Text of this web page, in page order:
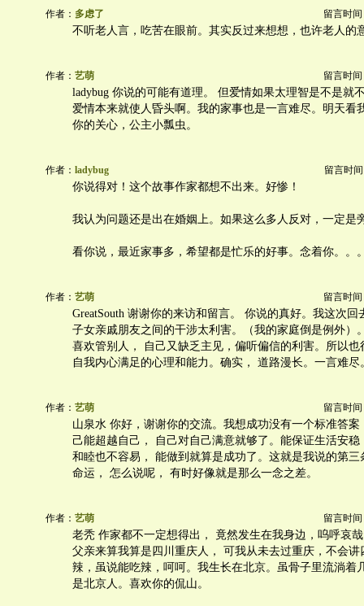
作者： 多虑了 留言时间
不听老人言，吃苦在眼前。其实反过来想想，也许老人的
作者： 艺萌 留言时间
ladybug 你说的可能有道理。 但爱情如果太理智是不是就
爱情本来就使人昏头啊。我的家事也是一言难尽。明天看
你的关心，公主小瓢虫。
作者： ladybug 留言时间
你说得对！这个故事作家都想不出来。好惨！
我认为问题还是出在婚姻上。如果这么多人反对，一定是
看你说，最近家事多，希望都是忙乐的好事。念着你。。
作者： 艺萌 留言时间
GreatSouth 谢谢你的来访和留言。 你说的真好。我这次
子女亲戚朋友之间的干涉太利害。（我的家庭倒是例外）
喜欢管别人， 自己又缺乏主见，偏听偏信的利害。所以也
自我内心满足的心理和能力。确实， 道路漫长。一言难尽
作者： 艺萌 留言时间
山泉水 你好，谢谢你的交流。我想成功没有一个标准答
己能超越自己， 自己对自己满意就够了。能保证生活安
和睦也不容易， 能做到就算是成功了。这就是我说的第三
命运， 怎么说呢， 有时好像就是那么一念之差。
作者： 艺萌 留言时间
老秃 作家都不一定想得出， 竟然发生在我身边，呜呼哀
父亲来算我算是四川重庆人， 可我从未去过重庆，不会讲
辣，虽说能吃辣，呵呵。我生长在北京。虽骨子里流淌着
是北京人。喜欢你的侃山。